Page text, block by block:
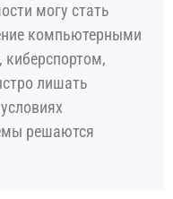
могу стать
компьютерными
киберспортом,
лишать
решаются